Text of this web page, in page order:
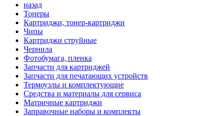
назад
Тонеры
Картриджи, тонер-картриджи
Чипы
Картриджи струйные
Чернила
Фотобумага, пленка
Запчасти для картриджей
Запчасти для печатающих устройств
Термоузлы и комплектующие
Средства и материалы для сервиса
Матричные картриджи
Заправочные наборы и комплекты